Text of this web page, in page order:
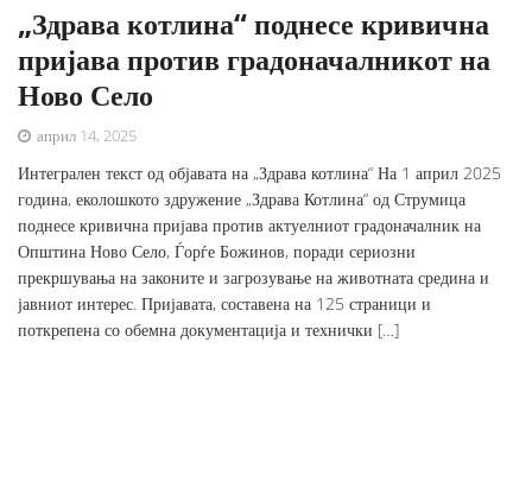
„Здрава котлина“ поднесе кривична
пријава против градоначалникот на
Ново Село
април 14, 2025
Интегрален текст од објавата на „Здрава котлина“ На 1 април 2025
година, еколошкото здружение „Здрава Котлина“ од Струмица
поднесе кривична пријава против актуелниот градоначалник на
Општина Ново Село, Ѓорѓе Божинов, поради сериозни
прекршувања на законите и загрозување на животната средина и
јавниот интерес. Пријавата, составена на 125 страници и
поткрепена со обемна документација и технички […]